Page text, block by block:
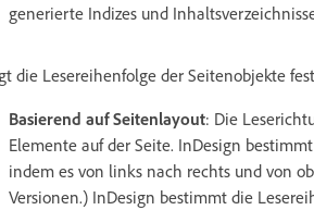
generierte Indizes und
die Lesereihenfolge der Seitenobjekte
Basierend auf Seitenlayout: Die
Elemente auf der Seite. InDesign
indem es von links nach rechts und von
Versionen.) InDesign bestimmt die